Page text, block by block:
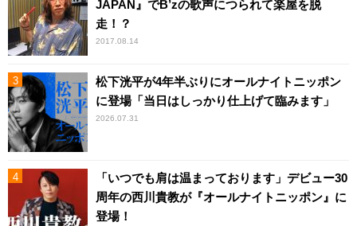
JAPAN』でB’zの歌声につられて楽屋を脱
走！？
2017.08.14
松下洸平が4年半ぶりにオールナイトニッポン
に登場「当日はしっかり仕上げて臨みます」
2026.07.31
「いつでも肩は温まっております」デビュー30
周年の西川貴教が『オールナイトニッポン』に
登場！